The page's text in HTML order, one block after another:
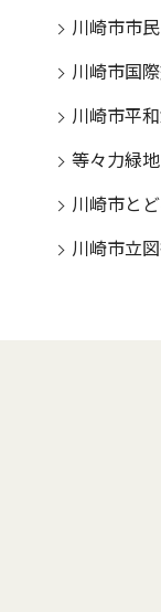
川崎市市
川崎市国
川崎市平
等々力緑地
川崎市と
川崎市立